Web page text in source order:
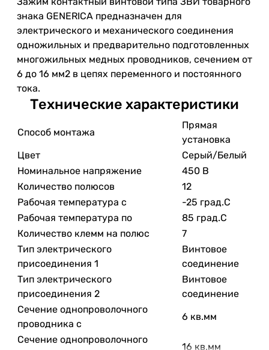
знака GENERICA предназначен для
электрического и механического соединения
одножильных и предварительно подготовленных
многожильных медных проводников, сечением от
6 до 16 мм2 в цепях переменного и постоянного
тока.
Технические характеристики
Способ монтажа
Прямая
установка
Цвет
Серый/Белый
Номинальное напряжение
450 В
Количество полюсов
12
Рабочая температура с
-25 град.C
Рабочая температура по
85 град.C
Количество клемм на полюс
7
Тип электрического
присоединения 1
Винтовое
соединение
Тип электрического
присоединения 2
Винтовое
соединение
Сечение однопроволочного
проводника с
6 кв.мм
Сечение однопроволочного
16 кв.мм